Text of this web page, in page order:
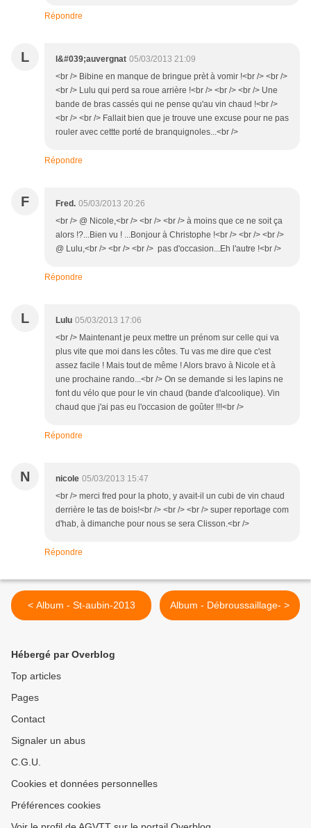
Répondre
L l&#039;auvergnat 05/03/2013 21:09
<br /> Bibine en manque de bringue prèt à vomir !<br /> <br />
<br /> Lulu qui perd sa roue arrière !<br /> <br /> <br /> Une
bande de bras cassés qui ne pense qu'au vin chaud !<br />
<br /> <br /> Fallait bien que je trouve une excuse pour ne pas
rouler avec cettte porté de branquignoles...<br />
Répondre
F Fred. 05/03/2013 20:26
<br /> @ Nicole,<br /> <br /> <br /> à moins que ce ne soit ça
alors !?...Bien vu ! ...Bonjour à Christophe !<br /> <br /> <br />
@ Lulu,<br /> <br /> <br /> pas d'occasion...Eh l'autre !<br />
Répondre
L Lulu 05/03/2013 17:06
<br /> Maintenant je peux mettre un prénom sur celle qui va
plus vite que moi dans les côtes. Tu vas me dire que c'est
assez facile ! Mais tout de même ! Alors bravo à Nicole et à
une prochaine rando...<br /> On se demande si les lapins ne
font du vélo que pour le vin chaud (bande d'alcoolique). Vin
chaud que j'ai pas eu l'occasion de goûter !!!<br />
Répondre
N nicole 05/03/2013 15:47
<br /> merci fred pour la photo, y avait-il un cubi de vin chaud
derrière le tas de bois!<br /> <br /> <br /> super reportage com
d'hab, à dimanche pour nous se sera Clisson.<br />
Répondre
< Album - St-aubin-2013 Album - Débroussaillage- >
Hébergé par Overblog
Top articles
Pages
Contact
Signaler un abus
C.G.U.
Cookies et données personnelles
Préférences cookies